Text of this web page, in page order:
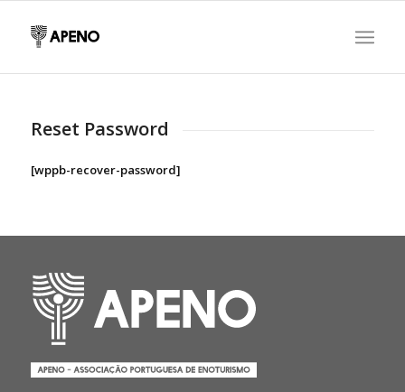
Reset Password
[wppb-recover-password]